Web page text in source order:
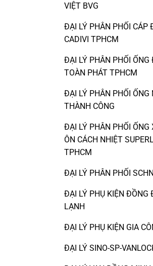
VIỆT BVG
ĐẠI LÝ PHÂN PHỐI CÁP
CADIVI TPHCM
ĐẠI LÝ PHÂN PHỐI ỐNG
TOÀN PHÁT TPHCM
ĐẠI LÝ PHÂN PHỐI ỐNG
THÀNH CÔNG
ĐẠI LÝ PHÂN PHỐI ỐNG
ÔN CÁCH NHIỆT
TPHCM
ĐẠI LÝ PHÂN PHỐI
ĐẠI LÝ PHỤ KIỆN ĐỒNG
LẠNH
ĐẠI LÝ PHỤ KIỆN GIA
ĐẠI LÝ SINO-SP-